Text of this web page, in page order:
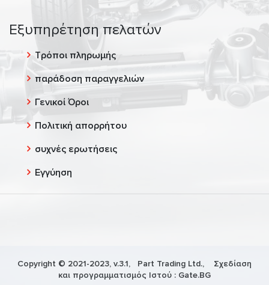
Εξυπηρέτηση πελατών
Τρόποι πληρωμής
παράδοση παραγγελιών
Γενικοί Όροι
Πολιτική απορρήτου
συχνές ερωτήσεις
Εγγύηση
Copyright © 2021-2023, v.3.1, Part Trading Ltd., Σχεδίαση
και προγραμματισμός Ιστού : Gate.BG